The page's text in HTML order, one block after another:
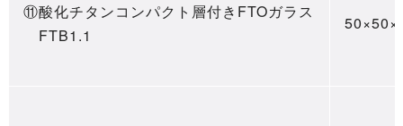
⑪酸化チタンコンパクト層付きFTOガラス
FTB1.1